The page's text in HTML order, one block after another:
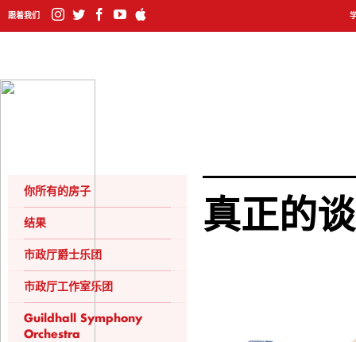
跟着我们
你所有的房子
结果
市政厅爵士乐团
市政厅工作室乐团
Guildhall Symphony
Orchestra
真正的